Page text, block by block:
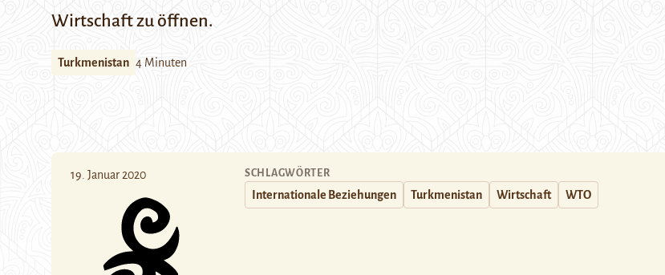
Wirtschaft zu öffnen.
Turkmenistan 4 Minuten
19. Januar 2020 SCHLAGWÖRTER
Internationale Beziehungen Turkmenistan Wirtschaft WTO